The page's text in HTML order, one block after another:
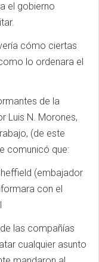
el gobierno
cómo ciertas
lo ordenara el
de la
Luis N. Morones,
(de este
comunicó que:
(embajador
con el
las compañías
cualquier asunto